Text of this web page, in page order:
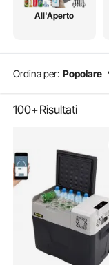
All'Aperto
Ordina per: Popolare
100+Risultati